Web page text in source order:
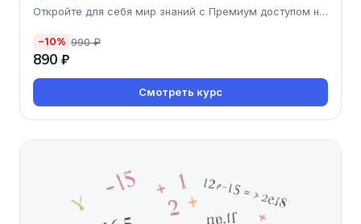
Откройте для себя мир знаний с Премиум доступом на
−10% 990 ₽
890 ₽
Смотреть курс